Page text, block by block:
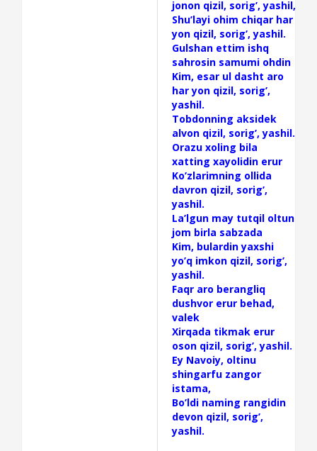
jonon qizil, sorig’, yashil,
Shu’layi ohim chiqar har
yon qizil, sorig’, yashil.
Gulshan ettim ishq
sahrosin samumi ohdin
Kim, esar ul dasht aro
har yon qizil, sorig’,
yashil.
Tobdonning aksidek
alvon qizil, sorig’, yashil.
Orazu xoling bila
xatting xayolidin erur
Ko’zlarimning ollida
davron qizil, sorig’,
yashil.
La’lgun may tutqil oltun
jom birla sabzada
Kim, bulardin yaxshi
yo’q imkon qizil, sorig’,
yashil.
Faqr aro berangliq
dushvor erur behad,
valek
Xirqada tikmak erur
oson qizil, sorig’, yashil.
Ey Navoiy, oltinu
shingarfu zangor
istama,
Bo’ldi naming rangidin
devon qizil, sorig’,
yashil.